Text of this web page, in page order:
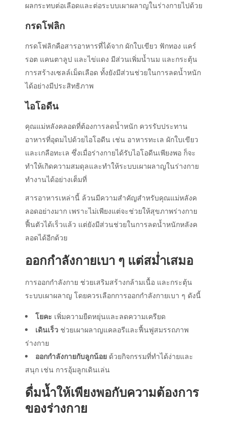
ผลกระทบต่อเลือดและต่อระบบเผาผลาญในร่างกายไปด้วย
กรดโฟลิก
กรดโฟลิกคือสารอาหารที่ได้จาก ผักใบเขียว ฟักทอง แคร์
รอต แคนตาลูป และไข่แดง มีส่วนเพิ่มน้ำนม และกระตุ้น
การสร้างเซลล์เม็ดเลือด ทั้งยังมีส่วนช่วยในการลดน้ำหนัก
ได้อย่างมีประสิทธิภาพ
ไอโอดีน
คุณแม่หลังคลอดที่ต้องการลดน้ำหนัก ควรรับประทาน
อาหารที่อุดมไปด้วยไอโอดีน เช่น อาหารทะเล ผักใบเขียว
และเกลือทะเล ซึ่งเมื่อร่างกายได้รับไอโอดีนเพียงพอ ก็จะ
ทำให้เกิดความสมดุลและทำให้ระบบเผาผลาญในร่างกาย
ทำงานได้อย่างเต็มที่
สารอาหารเหล่านี้ ล้วนมีความสำคัญสำหรับคุณแม่หลังค
ลอดอย่างมาก เพราะไม่เพียงแต่จะช่วยให้สุขภาพร่างกาย
ฟื้นตัวได้เร็วแล้ว แต่ยังมีส่วนช่วยในการลดน้ำหนักหลังค
ลอดได้อีกด้วย
ออกกำลังกายเบา ๆ แต่สม่ำเสมอ
การออกกำลังกาย ช่วยเสริมสร้างกล้ามเนื้อ และกระตุ้น
ระบบเผาผลาญ โดยควรเลือกการออกกำลังกายเบา ๆ ดังนี้
โยคะ เพิ่มความยืดหยุ่นและลดความเครียด
เดินเร็ว ช่วยเผาผลาญแคลอรีและฟื้นฟูสมรรถภาพ
ร่างกาย
ออกกำลังกายกับลูกน้อย ด้วยกิจกรรมที่ทำได้ง่ายและ
สนุก เช่น การอุ้มลูกเดินเล่น
ดื่มน้ำให้เพียงพอกับความต้องการ
ของร่างกาย